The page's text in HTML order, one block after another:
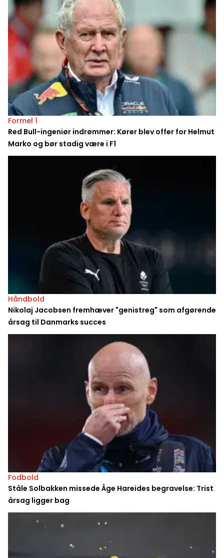
Formel 1
Red Bull-ingeniør indrømmer: Kører blev offer for Helmut
Marko og bør stadig være i F1
Håndbold
Nikolaj Jacobsen fremhæver "genistreg" som afgørende
årsag til Danmarks succes
Fodbold
Ståle Solbakken missede Åge Hareides begravelse: Trist
årsag ligger bag